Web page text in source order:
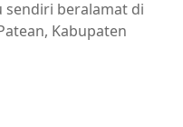
sendiri beralamat di
Kabupaten